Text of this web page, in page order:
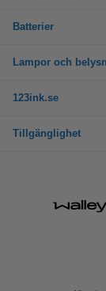
Batterier
Lampor och
123ink.se
Tillgänglighet